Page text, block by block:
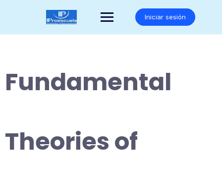
Iniciar sesión
Fundamental
Theories of